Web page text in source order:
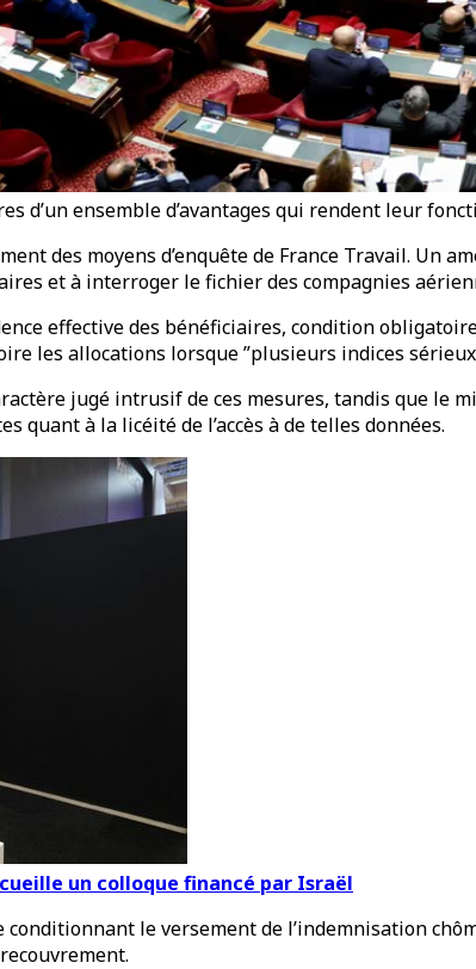
d’un ensemble d’avantages qui rendent leur
des moyens d’enquête de France Travail. Un
et à interroger le fichier des compagnies
effective des bénéficiaires, condition
les allocations lorsque ”plusieurs indices
jugé intrusif de ces mesures, tandis que le
quant à la licéité de l’accès à de telles données.
un colloque financé par Israël
le versement de l’indemnisation